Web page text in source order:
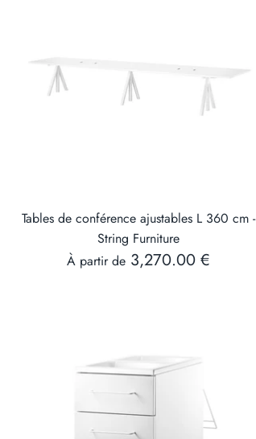
Tables de conférence ajustables L 360 cm -
String Furniture
À partir de 3,270.00 €